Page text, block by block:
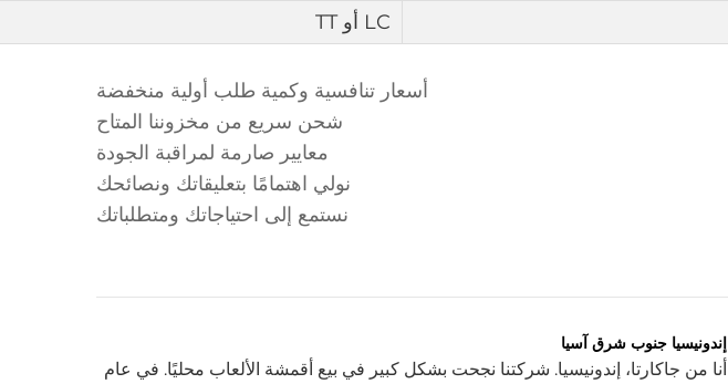
LC أو TT
أسعار تنافسية وكمية طلب أولية منخفضة
شحن سريع من مخزوننا المتاح
معايير صارمة لمراقبة الجودة
نولي اهتمامًا بتعليقاتك ونصائحك
نستمع إلى احتياجاتك ومتطلباتك
إندونيسيا جنوب شرق آسيا
أنا من جاكارتا، إندونيسيا. شركتنا نجحت بشكل كبير في بيع أقمشة الألعاب محليًا. في عام